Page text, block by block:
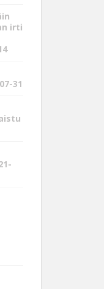
irti
31